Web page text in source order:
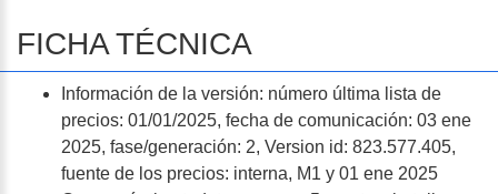
FICHA TÉCNICA
Información de la versión: número última lista de
precios: 01/01/2025, fecha de comunicación: 03 ene
2025, fase/generación: 2, Version id: 823.577.405,
fuente de los precios: interna, M1 y 01 ene 2025